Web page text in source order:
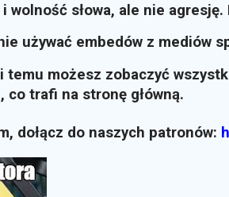
wolność słowa, ale nie
używać embedów z mediów
temu możesz zobaczyć
, co trafi na stronę główną.
dołącz do naszych patronów: